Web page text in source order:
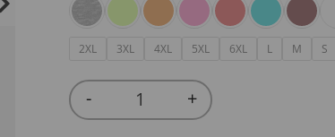
2XL 3XL 4XL 5XL 6XL L M S
Quantity
- +